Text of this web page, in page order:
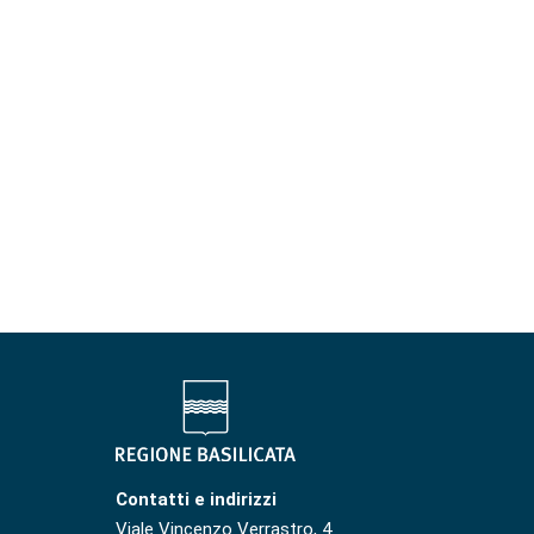
Contatti e indirizzi
Viale Vincenzo Verrastro, 4